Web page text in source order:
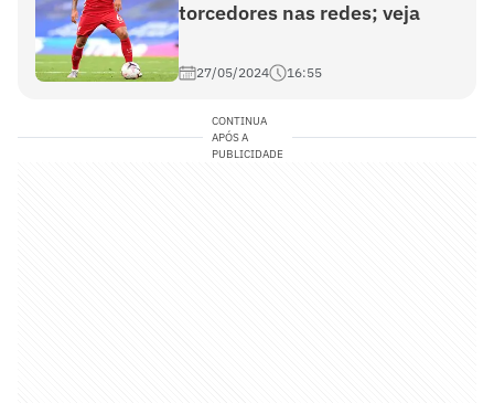
torcedores nas redes; veja
27/05/2024 16:55
CONTINUA
APÓS A
PUBLICIDADE